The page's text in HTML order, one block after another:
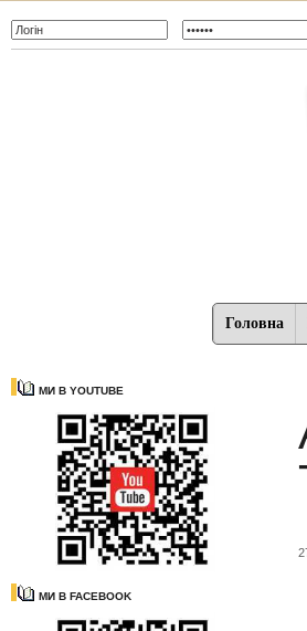
Головна
МИ В YOUTUBE
МИ В FACEBOOK